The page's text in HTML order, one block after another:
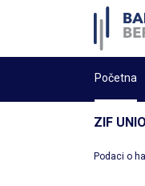
Početna
ZIF
Podaci o